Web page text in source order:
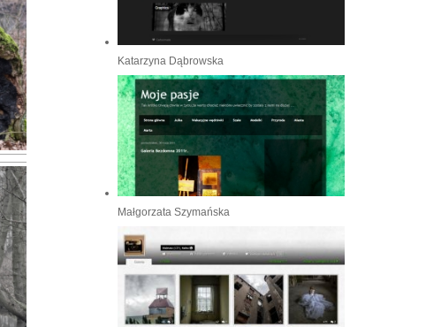
Katarzyna Dąbrowska
Małgorzata Szymańska